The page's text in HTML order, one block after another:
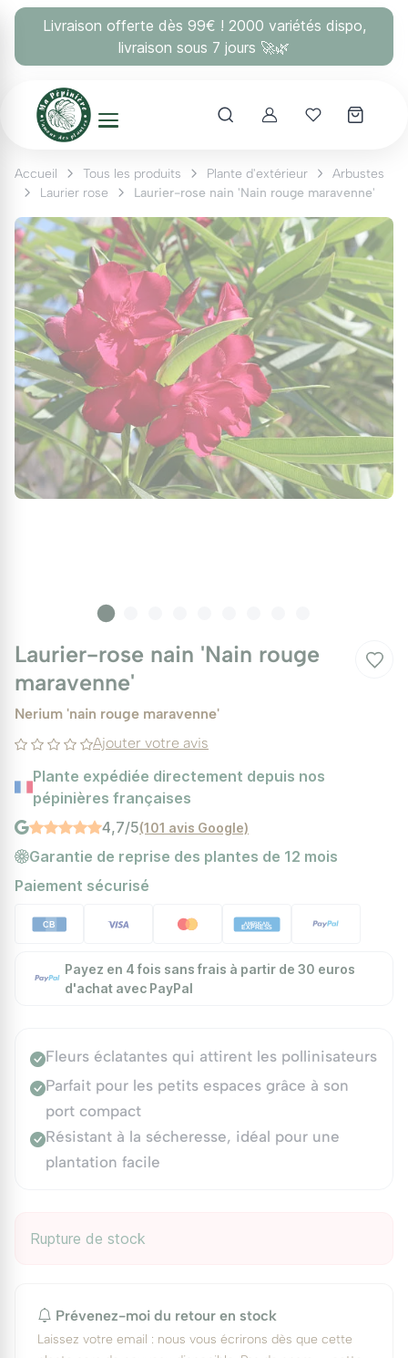
Livraison offerte dès 99€ ! 2000 variétés dispo,
livraison sous 7 jours 🚀🌿
AccountMes coups
Accueil Tous les produits Plante d'extérieur
Arbustes
Laurier rose
Laurier-rose nain 'Nain rouge maravenne'
Laurier-rose nain 'Nain rouge
maravenne'
Nerium 'nain rouge maravenne'
Ajouter votre avis
Plante expédiée directement depuis nos
pépinières françaises
4,7/5(101 avis Google)
Garantie de reprise des plantes de 12 mois
Paiement sécurisé
Payez en 4 fois sans frais à partir de 30 euros
d'achat avec PayPal
Fleurs éclatantes qui attirent les pollinisateurs
Parfait pour les petits espaces grâce à son
port compact
Résistant à la sécheresse, idéal pour une
plantation facile
Rupture de stock
Prévenez-moi du retour en stock
Laissez votre email : nous vous écrirons dès que cette
Panneau de gestion des cookies